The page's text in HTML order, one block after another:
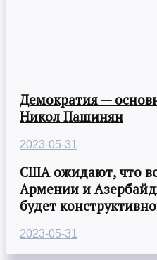
Демократия —
Никол Пашинян
2023-05-31
США ожидают, что
Армении и
будет
2023-05-31